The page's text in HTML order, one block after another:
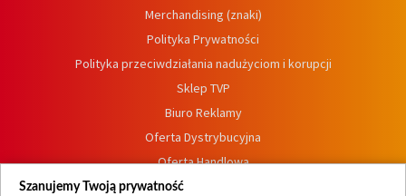
Merchandising (znaki)
Polityka Prywatności
Polityka przeciwdziałania nadużyciom i korupcji
Sklep TVP
Biuro Reklamy
Oferta Dystrybucyjna
Oferta Handlowa
Dostępność
Szanujemy Twoją prywatność